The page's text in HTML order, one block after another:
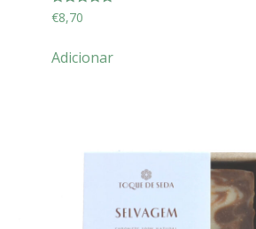
Avaliação
5.00
€8,70
Adicionar